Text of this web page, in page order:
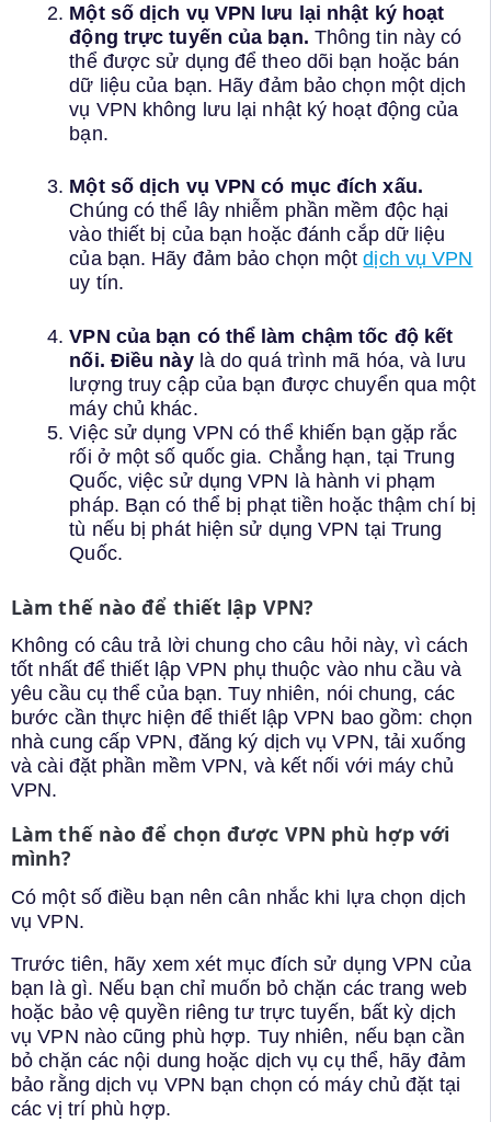
Một số dịch vụ VPN lưu lại nhật ký hoạt
động trực tuyến của bạn. Thông tin này có
thể được sử dụng để theo dõi bạn hoặc bán
dữ liệu của bạn. Hãy đảm bảo chọn một dịch
vụ VPN không lưu lại nhật ký hoạt động của
bạn.
Một số dịch vụ VPN có mục đích xấu.
Chúng có thể lây nhiễm phần mềm độc hại
vào thiết bị của bạn hoặc đánh cắp dữ liệu
của bạn. Hãy đảm bảo chọn mộtdịch vụ VPN
uy tín.
VPN của bạn có thể làm chậm tốc độ kết
nối. Điều này là do quá trình mã hóa, và lưu
lượng truy cập của bạn được chuyển qua một
máy chủ khác.
Việc sử dụng VPN có thể khiến bạn gặp rắc
rối ở một số quốc gia. Chẳng hạn, tại Trung
Quốc, việc sử dụng VPN là hành vi phạm
pháp. Bạn có thể bị phạt tiền hoặc thậm chí bị
tù nếu bị phát hiện sử dụng VPN tại Trung
Quốc.
Làm thế nào để thiết lập VPN?
Không có câu trả lời chung cho câu hỏi này, vì cách
tốt nhất để thiết lập VPN phụ thuộc vào nhu cầu và
yêu cầu cụ thể của bạn. Tuy nhiên, nói chung, các
bước cần thực hiện để thiết lập VPN bao gồm: chọn
nhà cung cấp VPN, đăng ký dịch vụ VPN, tải xuống
và cài đặt phần mềm VPN, và kết nối với máy chủ
VPN.
Làm thế nào để chọn được VPN phù hợp với
mình?
Có một số điều bạn nên cân nhắc khi lựa chọn dịch
vụ VPN.
Trước tiên, hãy xem xét mục đích sử dụng VPN của
bạn là gì. Nếu bạn chỉ muốn bỏ chặn các trang web
hoặc bảo vệ quyền riêng tư trực tuyến, bất kỳ dịch
vụ VPN nào cũng phù hợp. Tuy nhiên, nếu bạn cần
bỏ chặn các nội dung hoặc dịch vụ cụ thể, hãy đảm
bảo rằng dịch vụ VPN bạn chọn có máy chủ đặt tại
các vị trí phù hợp.